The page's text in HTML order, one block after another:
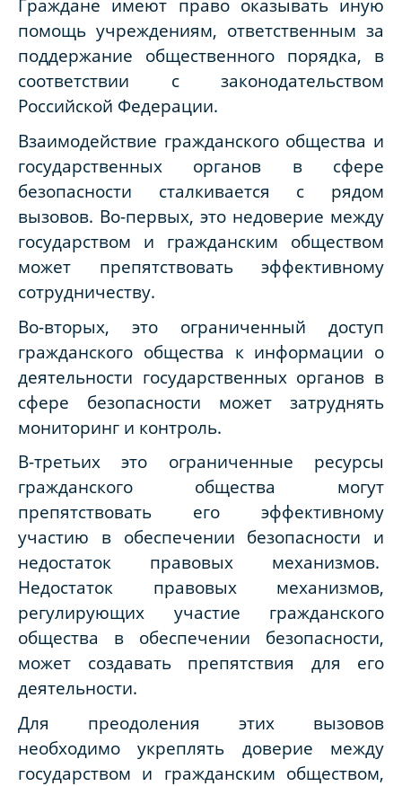
Граждане имеют право оказывать иную
помощь учреждениям, ответственным за
поддержание общественного порядка, в
соответствии с законодательством
Российской Федерации.
Взаимодействие гражданского общества и
государственных органов в сфере
безопасности сталкивается с рядом
вызовов. Во-первых, это недоверие между
государством и гражданским обществом
может препятствовать эффективному
сотрудничеству.
Во-вторых, это ограниченный доступ
гражданского общества к информации о
деятельности государственных органов в
сфере безопасности может затруднять
мониторинг и контроль.
В-третьих это ограниченные ресурсы
гражданского общества могут
препятствовать его эффективному
участию в обеспечении безопасности и
недостаток правовых механизмов.
Недостаток правовых механизмов,
регулирующих участие гражданского
общества в обеспечении безопасности,
может создавать препятствия для его
деятельности.
Для преодоления этих вызовов
необходимо укреплять доверие между
государством и гражданским обществом,